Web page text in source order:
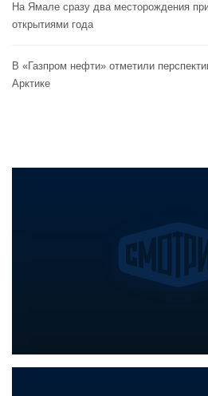
На Ямале сразу два месторождения
открытиями года
В «Газпром нефти» отметили
Арктике